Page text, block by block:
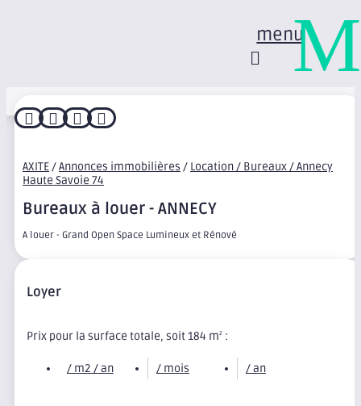
menu
   
AXITE/Annonces immobilières / Location / Bureaux / Annecy
Haute Savoie 74
Bureaux à louer - ANNECY
A louer - Grand Open Space Lumineux et Rénové
Loyer
Prix pour la surface totale, soit 184 m2 :
/ m2 / an / mois / an
M